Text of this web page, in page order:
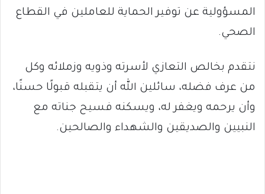
المسؤولية عن توفير الحماية للعاملين في القطاع
الصحي.
نتقدم بخالص التعازي لأسرته وذويه وزملائه وكل
من عرف فضله، سائلين الله أن يتقبله قبولًا حسنًا،
وأن يرحمه ويغفر له، ويسكنه فسيح جناته مع
النبيين والصديقين والشهداء والصالحين.